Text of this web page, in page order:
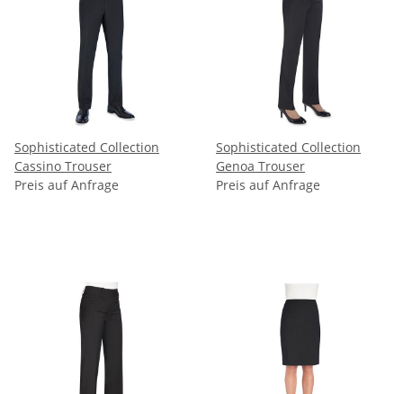
Sophisticated Collection
Cassino Trouser
Preis auf Anfrage
Sophisticated Collection
Genoa Trouser
Preis auf Anfrage